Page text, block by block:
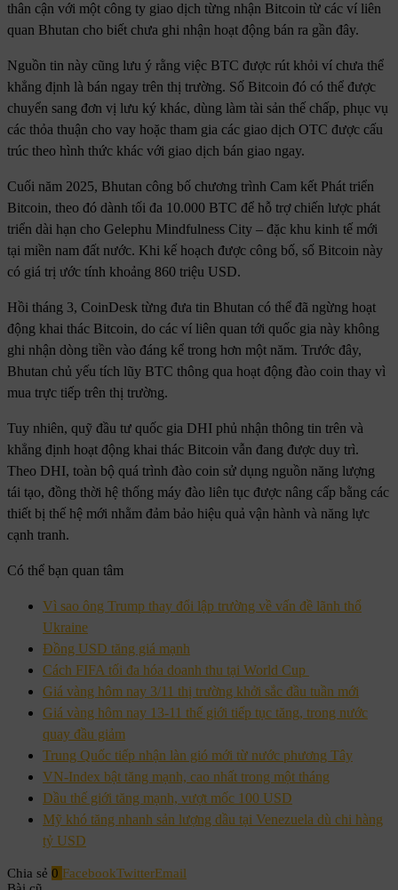
thân cận với một công ty giao dịch từng nhận Bitcoin từ các ví liên
quan Bhutan cho biết chưa ghi nhận hoạt động bán ra gần đây.
Nguồn tin này cũng lưu ý rằng việc BTC được rút khỏi ví chưa thể
khẳng định là bán ngay trên thị trường. Số Bitcoin đó có thể được
chuyển sang đơn vị lưu ký khác, dùng làm tài sản thế chấp, phục vụ
các thỏa thuận cho vay hoặc tham gia các giao dịch OTC được cấu
trúc theo hình thức khác với giao dịch bán giao ngay.
Cuối năm 2025, Bhutan công bố chương trình Cam kết Phát triển
Bitcoin, theo đó dành tối đa 10.000 BTC để hỗ trợ chiến lược phát
triển dài hạn cho Gelephu Mindfulness City – đặc khu kinh tế mới
tại miền nam đất nước. Khi kế hoạch được công bố, số Bitcoin này
có giá trị ước tính khoảng 860 triệu USD.
Hồi tháng 3, CoinDesk từng đưa tin Bhutan có thể đã ngừng hoạt
động khai thác Bitcoin, do các ví liên quan tới quốc gia này không
ghi nhận dòng tiền vào đáng kể trong hơn một năm. Trước đây,
Bhutan chủ yếu tích lũy BTC thông qua hoạt động đào coin thay vì
mua trực tiếp trên thị trường.
Tuy nhiên, quỹ đầu tư quốc gia DHI phủ nhận thông tin trên và
khẳng định hoạt động khai thác Bitcoin vẫn đang được duy trì.
Theo DHI, toàn bộ quá trình đào coin sử dụng nguồn năng lượng
tái tạo, đồng thời hệ thống máy đào liên tục được nâng cấp bằng các
thiết bị thế hệ mới nhằm đảm bảo hiệu quả vận hành và năng lực
cạnh tranh.
Có thể bạn quan tâm
Vì sao ông Trump thay đổi lập trường về vấn đề lãnh thổ
Ukraine
Đồng USD tăng giá mạnh
Cách FIFA tối đa hóa doanh thu tại World Cup
Giá vàng hôm nay 3/11 thị trường khởi sắc đầu tuần mới
Giá vàng hôm nay 13-11 thế giới tiếp tục tăng, trong nước
quay đầu giảm
Trung Quốc tiếp nhận làn gió mới từ nước phương Tây
VN-Index bật tăng mạnh, cao nhất trong một tháng
Dầu thế giới tăng mạnh, vượt mốc 100 USD
Mỹ khó tăng nhanh sản lượng dầu tại Venezuela dù chi hàng
tỷ USD
Chia sẻ 0 FacebookTwitterEmail